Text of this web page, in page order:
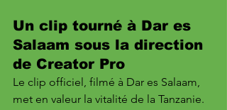
Un clip tourné à Dar es
Salaam sous la direction
de Creator Pro
Le clip officiel, filmé à Dar es Salaam,
met en valeur la vitalité de la Tanzanie.